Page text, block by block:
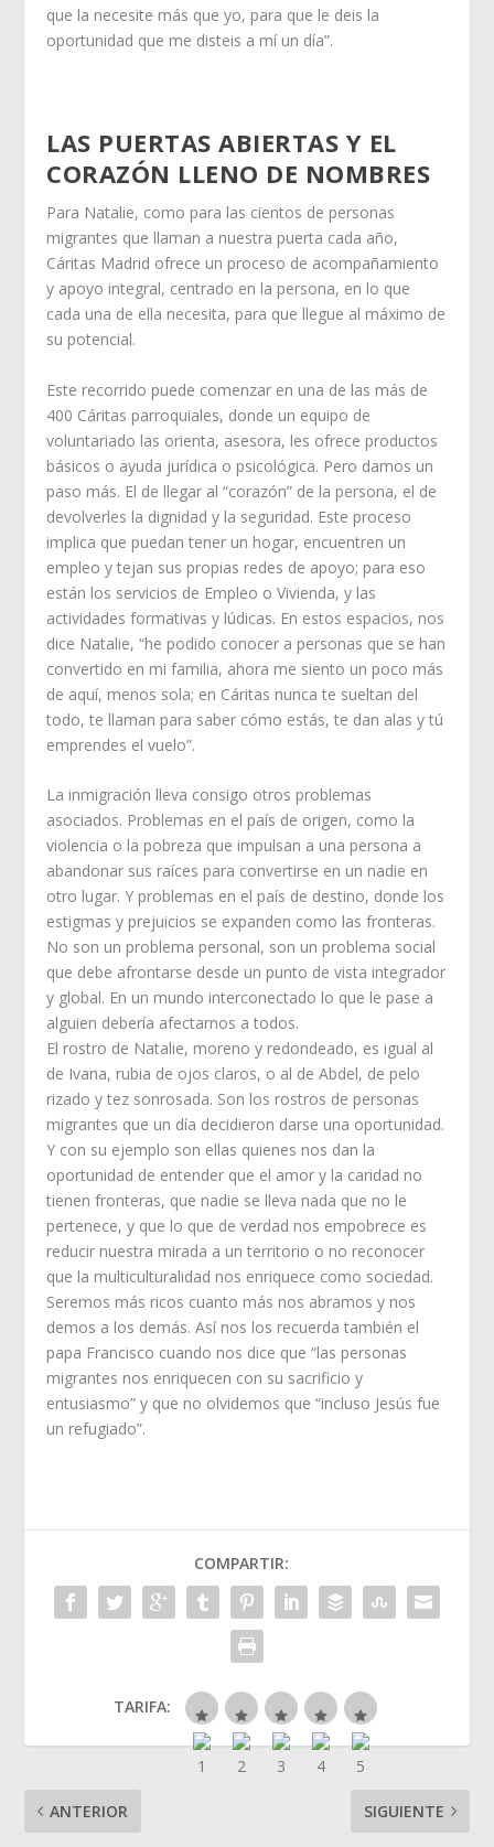
que la necesite más que yo, para que le deis la
oportunidad que me disteis a mí un día”.
LAS PUERTAS ABIERTAS Y EL
CORAZÓN LLENO DE NOMBRES
Para Natalie, como para las cientos de personas
migrantes que llaman a nuestra puerta cada año,
Cáritas Madrid ofrece un proceso de acompañamiento
y apoyo integral, centrado en la persona, en lo que
cada una de ella necesita, para que llegue al máximo de
su potencial.
Este recorrido puede comenzar en una de las más de
400 Cáritas parroquiales, donde un equipo de
voluntariado las orienta, asesora, les ofrece productos
básicos o ayuda jurídica o psicológica. Pero damos un
paso más. El de llegar al “corazón” de la persona, el de
devolverles la dignidad y la seguridad. Este proceso
implica que puedan tener un hogar, encuentren un
empleo y tejan sus propias redes de apoyo; para eso
están los servicios de Empleo o Vivienda, y las
actividades formativas y lúdicas. En estos espacios, nos
dice Natalie, “he podido conocer a personas que se han
convertido en mi familia, ahora me siento un poco más
de aquí, menos sola; en Cáritas nunca te sueltan del
todo, te llaman para saber cómo estás, te dan alas y tú
emprendes el vuelo”.
La inmigración lleva consigo otros problemas
asociados. Problemas en el país de origen, como la
violencia o la pobreza que impulsan a una persona a
abandonar sus raíces para convertirse en un nadie en
otro lugar. Y problemas en el país de destino, donde los
estigmas y prejuicios se expanden como las fronteras.
No son un problema personal, son un problema social
que debe afrontarse desde un punto de vista integrador
y global. En un mundo interconectado lo que le pase a
alguien debería afectarnos a todos.
El rostro de Natalie, moreno y redondeado, es igual al
de Ivana, rubia de ojos claros, o al de Abdel, de pelo
rizado y tez sonrosada. Son los rostros de personas
migrantes que un día decidieron darse una oportunidad.
Y con su ejemplo son ellas quienes nos dan la
oportunidad de entender que el amor y la caridad no
tienen fronteras, que nadie se lleva nada que no le
pertenece, y que lo que de verdad nos empobrece es
reducir nuestra mirada a un territorio o no reconocer
que la multiculturalidad nos enriquece como sociedad.
Seremos más ricos cuanto más nos abramos y nos
demos a los demás. Así nos los recuerda también el
papa Francisco cuando nos dice que “las personas
migrantes nos enriquecen con su sacrificio y
entusiasmo” y que no olvidemos que “incluso Jesús fue
un refugiado”.
COMPARTIR:
TARIFA:
ANTERIOR SIGUIENTE